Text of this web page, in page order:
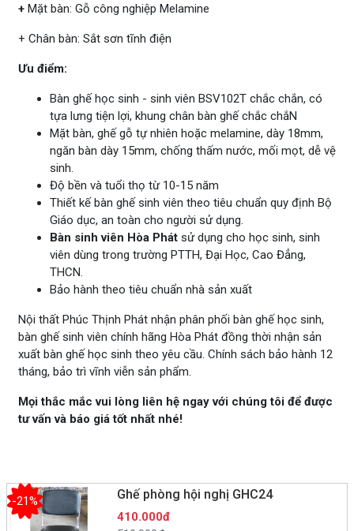
+ Mặt bàn: Gỗ công nghiệp Melamine
+ Chân bàn: Sắt sơn tĩnh điện
Ưu điểm:
Bàn ghế học sinh - sinh viên BSV102T chắc chắn, có
tựa lưng tiện lợi, khung chân bàn ghế chắc chắN
Mặt bàn, ghế gỗ tự nhiên hoặc melamine, dày 18mm,
ngăn bàn dày 15mm, chống thấm nước, mối mọt, dễ vệ
sinh.
Độ bền và tuổi thọ từ 10-15 năm
Thiết kế bàn ghế sinh viên theo tiêu chuẩn quy định Bộ
Giáo dục, an toàn cho người sử dụng.
Bàn sinh viên Hòa Phát sử dụng cho học sinh, sinh
viên dùng trong trường PTTH, Đại Học, Cao Đẳng,
THCN.
Bảo hành theo tiêu chuẩn nhà sản xuất
Nội thất Phúc Thịnh Phát nhận phân phối bàn ghế học sinh,
bàn ghế sinh viên chính hãng Hòa Phát đồng thời nhận sản
xuất bàn ghế học sinh theo yêu cầu. Chính sách bảo hành 12
tháng, bảo trì vĩnh viễn sản phẩm.
Mọi thắc mắc vui lòng liên hệ ngay với chúng tôi để được
tư vấn và báo giá tốt nhất nhé!
Ghế phòng hội nghị GHC24
-21%
410.000đ